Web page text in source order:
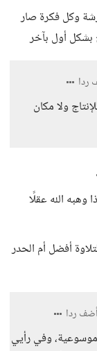
وكل فكرة صار
بشكل أول بآخر
ردا
ولا مكان
وهبه الله عقلًا
أفضل أم الحدر
أضف ردا
وفي رأيي